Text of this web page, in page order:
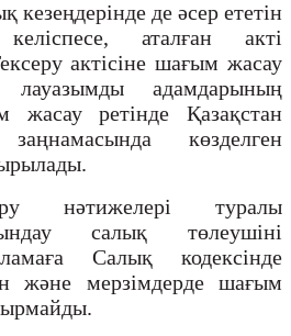
кезеңдерінде де әсер ететін
аталған акті
актісіне шағым жасау
адамдарының
жасау ретінде Қазақстан
көзделген
нәтижелері туралы
салық төлеушіні
Салық кодексінде
және мерзімдерде шағым